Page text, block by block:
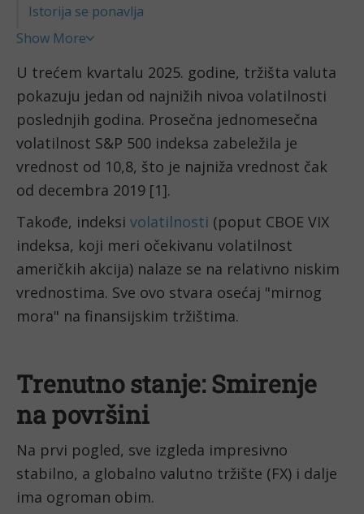
Istorija se ponavlja
Show More
U trećem kvartalu 2025. godine, tržišta valuta
pokazuju jedan od najnižih nivoa volatilnosti
poslednjih godina. Prosečna jednomesečna
volatilnost S&P 500 indeksa zabeležila je
vrednost od 10,8, što je najniža vrednost čak
od decembra 2019 [1].
Takođe, indeksi volatilnosti (poput CBOE VIX
indeksa, koji meri očekivanu volatilnost
američkih akcija) nalaze se na relativno niskim
vrednostima. Sve ovo stvara osećaj "mirnog
mora" na finansijskim tržištima.
Trenutno stanje: Smirenje
na površini
Na prvi pogled, sve izgleda impresivno
stabilno, a globalno valutno tržište (FX) i dalje
ima ogroman obim.